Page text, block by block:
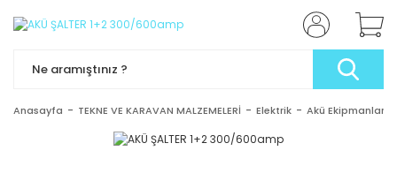
Anasayfa TEKNE VE KARAVAN MALZEMELERİ Elektrik Akü Ekipmanları